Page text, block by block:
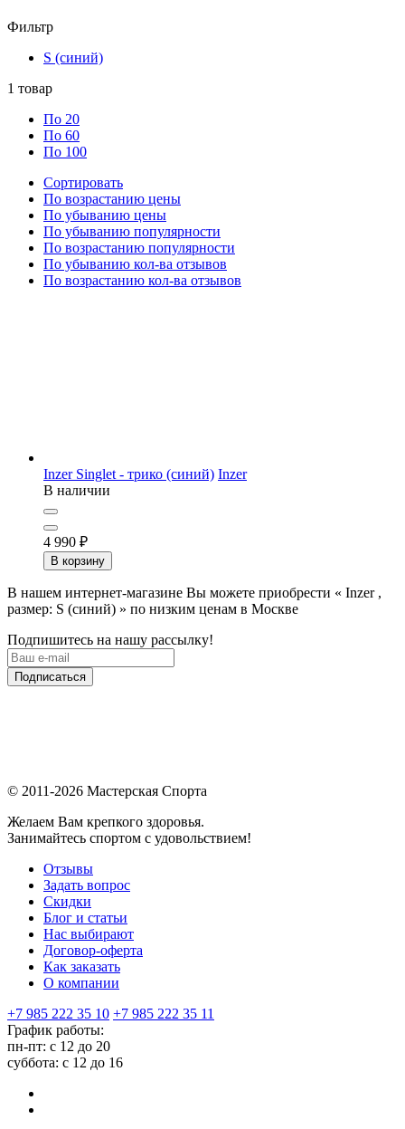
Фильтр
S (синий)
1 товар
По 20
По 60
По 100
Сортировать
По возрастанию цены
По убыванию цены
По убыванию популярности
По возрастанию популярности
По убыванию кол-ва отзывов
По возрастанию кол-ва отзывов
Inzer Singlet - трико (синий) Inzer
В наличии
4 990 ₽
В корзину
В нашем интернет-магазине Вы можете приобрести « Inzer ,
размер: S (синий) » по низким ценам в Москве
Подпишитесь на нашу рассылку!
Подписаться
© 2011-2026 Мастерская Спорта
Желаем Вам крепкого здоровья.
Занимайтесь спортом с удовольствием!
Отзывы
Задать вопрос
Скидки
Блог и статьи
Нас выбирают
Договор-оферта
Как заказать
О компании
+7 985 222 35 10 +7 985 222 35 11
График работы:
пн-пт: с 12 до 20
суббота: c 12 до 16